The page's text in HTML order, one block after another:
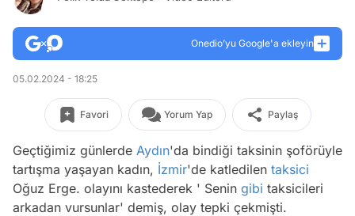
Onedio’yu Google'a ekleyin
05.02.2024 - 18:25
Favori Yorum Yap Paylaş
Geçtiğimiz günlerde Aydın'da bindiği taksinin şoförüyle
tartışma yaşayan kadın, İzmir'de katledilen taksici
Oğuz Erge. olayını kastederek ' Senin gibi taksicileri
arkadan vursunlar' demiş, olay tepki çekmişti.